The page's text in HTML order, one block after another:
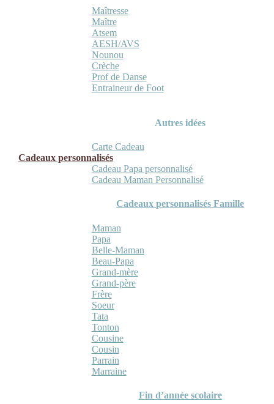
Maîtresse
Maître
Atsem
AESH/AVS
Nounou
Crèche
Prof de Danse
Entraineur de Foot
Autres idées
Carte Cadeau
Cadeaux personnalisés
Cadeau Papa personnalisé
Cadeau Maman Personnalisé
Cadeaux personnalisés Famille
Maman
Papa
Belle-Maman
Beau-Papa
Grand-mère
Grand-père
Frère
Soeur
Tata
Tonton
Cousine
Cousin
Parrain
Marraine
Fin d’année scolaire